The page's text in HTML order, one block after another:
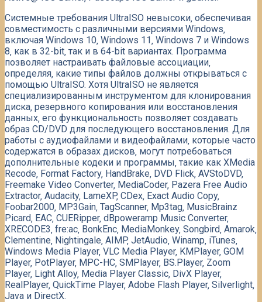
Системные требования UltraISO невысоки‚ обеспечивая
совместимость с различными версиями Windows‚
включая Windows 10‚ Windows 11‚ Windows 7 и Windows
8‚ как в 32-bit‚ так и в 64-bit вариантах. Программа
позволяет настраивать файловые ассоциации‚
определяя‚ какие типы файлов должны открываться с
помощью UltraISO. Хотя UltraISO не является
специализированным инструментом для клонирования
диска‚ резервного копирования или восстановления
данных‚ его функциональность позволяет создавать
образ CD/DVD для последующего восстановления. Для
работы с аудиофайлами и видеофайлами‚ которые часто
содержатся в образах дисков‚ могут потребоваться
дополнительные кодеки и программы‚ такие как XMedia
Recode‚ Format Factory‚ HandBrake‚ DVD Flick‚ AVStoDVD‚
Freemake Video Converter‚ MediaCoder‚ Pazera Free Audio
Extractor‚ Audacity‚ LameXP‚ CDex‚ Exact Audio Copy‚
Foobar2000‚ MP3Gain‚ TagScanner‚ Mp3tag‚ MusicBrainz
Picard‚ EAC‚ CUERipper‚ dBpoweramp Music Converter‚
XRECODE3‚ fre:ac‚ BonkEnc‚ MediaMonkey‚ Songbird‚ Amarok‚
Clementine‚ Nightingale‚ AIMP‚ JetAudio‚ Winamp‚ iTunes‚
Windows Media Player‚ VLC Media Player‚ KMPlayer‚ GOM
Player‚ PotPlayer‚ MPC-HC‚ SMPlayer‚ BS.Player‚ Zoom
Player‚ Light Alloy‚ Media Player Classic‚ DivX Player‚
RealPlayer‚ QuickTime Player‚ Adobe Flash Player‚ Silverlight‚
Java и DirectX.